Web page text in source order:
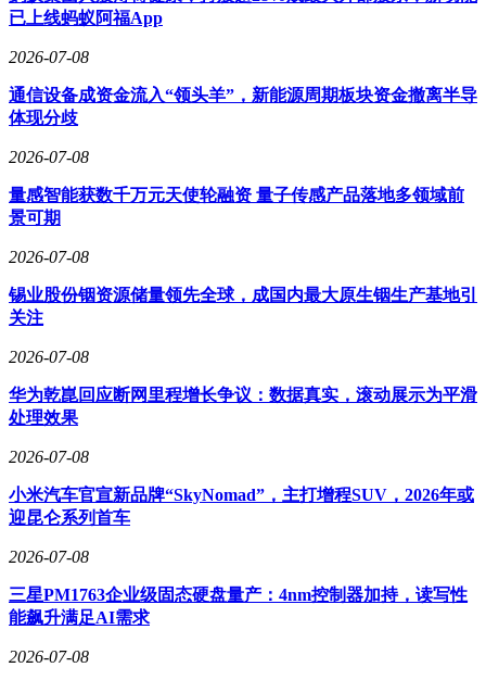
已上线蚂蚁阿福App
2026-07-08
通信设备成资金流入“领头羊”，新能源周期板块资金撤离半导
体现分歧
2026-07-08
量感智能获数千万元天使轮融资 量子传感产品落地多领域前
景可期
2026-07-08
锡业股份铟资源储量领先全球，成国内最大原生铟生产基地引
关注
2026-07-08
华为乾崑回应断网里程增长争议：数据真实，滚动展示为平滑
处理效果
2026-07-08
小米汽车官宣新品牌“SkyNomad”，主打增程SUV，2026年或
迎昆仑系列首车
2026-07-08
三星PM1763企业级固态硬盘量产：4nm控制器加持，读写性
能飙升满足AI需求
2026-07-08